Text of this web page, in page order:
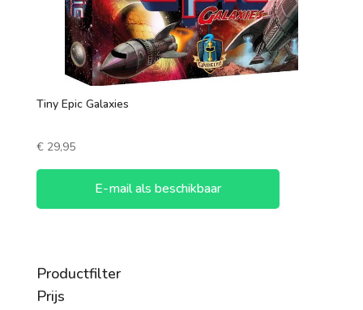
Tiny Epic Galaxies
€29,95
E-mail als beschikbaar
Productfilter
Prijs